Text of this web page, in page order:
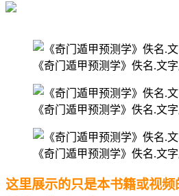
《奇门遁甲预测学》佚名.文
《奇门遁甲预测学》佚名.文
《奇门遁甲预测学》佚名.文
这里展示的只是本书籍或视